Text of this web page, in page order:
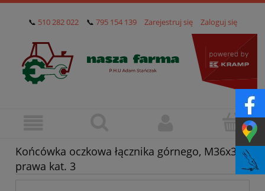
📞 510 282 022 📞 795 154 139 Zarejestruj się Zaloguj się
Końcówka oczkowa łącznika górnego, M36x3.0
prawa kat. 3